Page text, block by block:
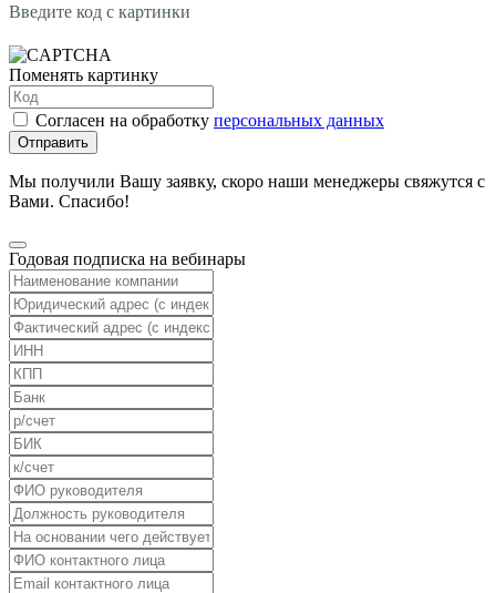
Введите код с картинки
Поменять картинку
Согласен на обработку персональных данных
Отправить
Мы получили Вашу заявку, скоро наши менеджеры свяжутся с
Вами. Спасибо!
Годовая подписка на вебинары